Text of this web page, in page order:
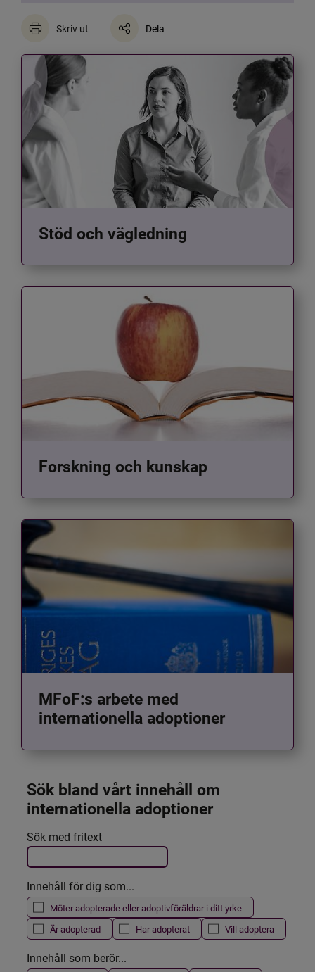
Skriv ut Dela
Stöd och vägledning
Forskning och kunskap
MFoF:s arbete med
internationella adoptioner
Sök bland vårt innehåll om
internationella adoptioner
Filtrera resultatet
Det här formuläret postas automatiskt
Sök med fritext
Innehåll för dig som...
Möter adopterade eller adoptivföräldrar i ditt yrke
Är adopterad
Har adopterat Vill adoptera
Innehåll som berör...